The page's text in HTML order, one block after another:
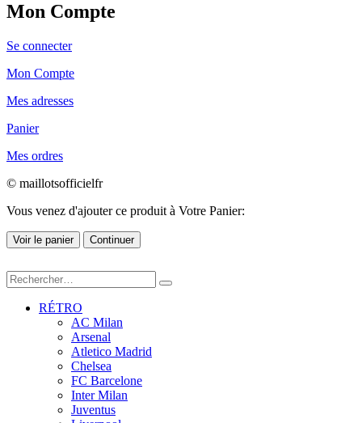
Mon Compte
Se connecter
Mon Compte
Mes adresses
Panier
Mes ordres
© maillotsofficielfr
Vous venez d'ajouter ce produit à Votre Panier:
Voir le panier Continuer
RÉTRO
AC Milan
Arsenal
Atletico Madrid
Chelsea
FC Barcelone
Inter Milan
Juventus